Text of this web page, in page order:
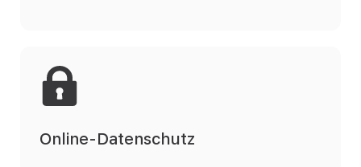
Online-Datenschutz